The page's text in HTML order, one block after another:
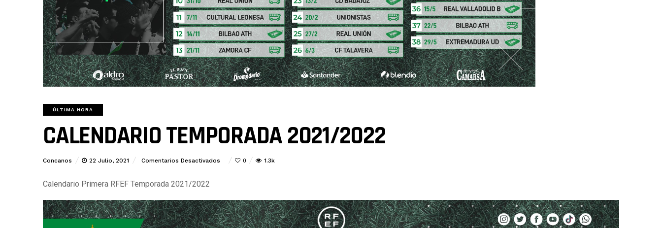
ÚLTIMA HORA
CALENDARIO TEMPORADA 2021/2022
Concanos 22 Julio, 2021 Comentarios Desactivados 0 1.3k
Calendario Primera RFEF Temporada 2021/2022